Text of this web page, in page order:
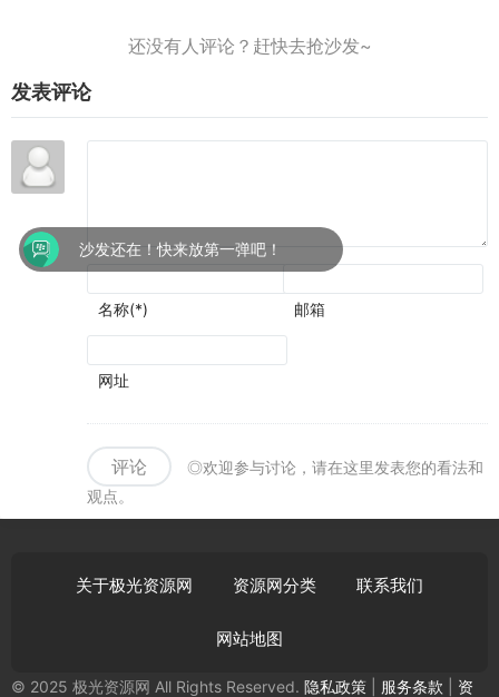
了视
2》
到活
发表评论
名称(*) 邮箱
网址
评论
◎欢迎参与讨论，请在这里发表您的看法和
观点。
关于极光资源网 资源网分类 联系我们
网站地图
© 2025 极光资源网 All Rights Reserved. 隐私政策 服务条款 资
沙发还在！快来放第一弹吧！